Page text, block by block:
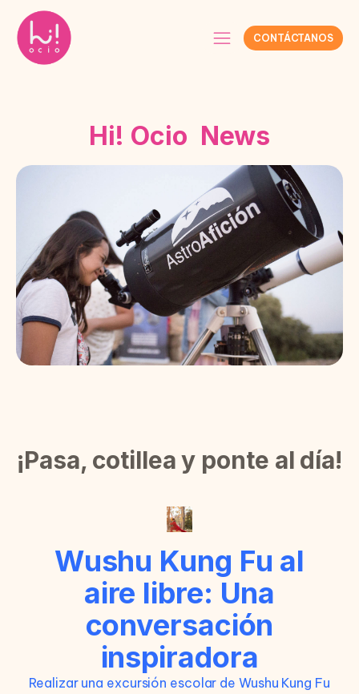
CONTÁCTANOS
Hi! Ocio News
¡Pasa, cotillea y ponte al día!
Wushu Kung Fu al
aire libre: Una
conversación
inspiradora
Realizar una excursión escolar de Wushu Kung Fu